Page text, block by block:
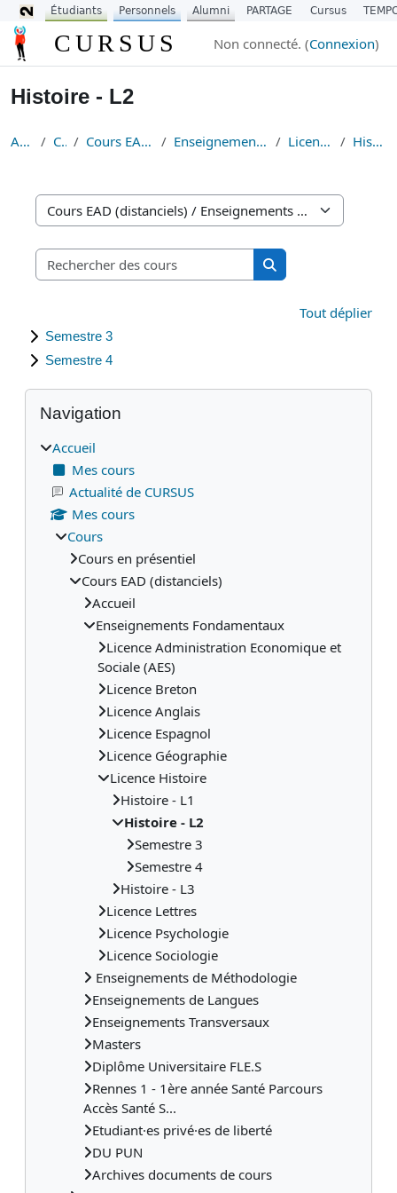
Passer au contenu principal
CURSUS Non connecté. (Connexion)
Histoire - L2
Accueil Cours Cours EAD (distanciels) Enseignements Fondamentaux Licence Histoire Histoire - L2
Catégories de cours
Rechercher des cours
Rechercher des
Tout déplier
Semestre 3
Semestre 4
Blocs
Passer Navigation
Navigation
Accueil
Mes cours
Actualité de CURSUS
Mes cours
Cours
Cours en présentiel
Cours EAD (distanciels)
Accueil
Enseignements Fondamentaux
Licence Administration Economique et
Sociale (AES)
Licence Breton
Licence Anglais
Licence Espagnol
Licence Géographie
Licence Histoire
Histoire - L1
Histoire - L2
Semestre 3
Semestre 4
Histoire - L3
Licence Lettres
Licence Psychologie
Licence Sociologie
Enseignements de Méthodologie
Enseignements de Langues
Enseignements Transversaux
Masters
Diplôme Universitaire FLE.S
Rennes 1 - 1ère année Santé Parcours
Accès Santé S...
Etudiant·es privé·es de liberté
DU PUN
Archives documents de cours
Étudiants Personnels Alumni PARTAGE Cursus